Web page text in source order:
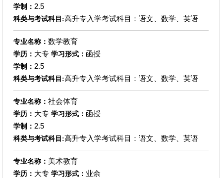
学制： 2.5
科类与考试科目:高升专入学考试科目：语文、数学、英语
专业名称： 数学教育
学历： 大专 学习形式： 函授
学制： 2.5
科类与考试科目:高升专入学考试科目：语文、数学、英语
专业名称： 社会体育
学历： 大专 学习形式： 函授
学制： 2.5
科类与考试科目:高升专入学考试科目：语文、数学、英语
专业名称： 美术教育
学历： 大专 学习形式： 业余